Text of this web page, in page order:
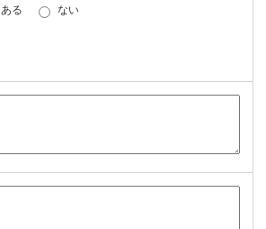
ある ない